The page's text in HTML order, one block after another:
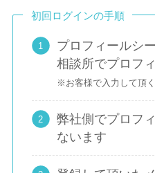
初回ログインの手順
プロフィールシ
相談所でプロフ
※お客様で入力して頂
弊社側でプロフ
ないます